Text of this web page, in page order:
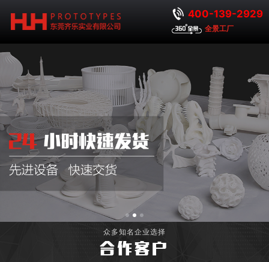
400-139-2929
全景工厂
众多知名企业选择
合作客户